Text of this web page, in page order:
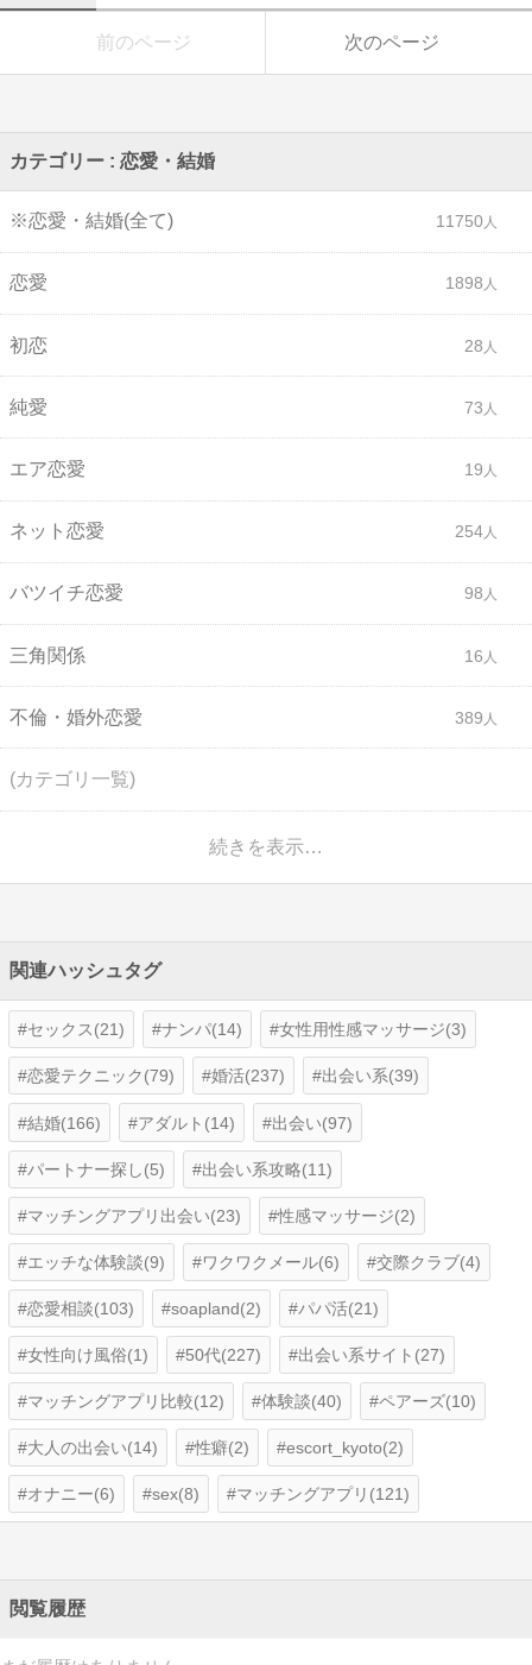
前のページ 次のページ
カテゴリー : 恋愛・結婚
※恋愛・結婚(全て) 11750
恋愛 1898
初恋 28
純愛 73
エア恋愛 19
ネット恋愛 254
バツイチ恋愛 98
三角関係 16
不倫・婚外恋愛 389
(カテゴリ一覧)
続きを表示…
関連ハッシュタグ
セックス(21) ナンパ(14) 女性用性感マッサージ(3)
恋愛テクニック(79) 婚活(237) 出会い系(39)
結婚(166) アダルト(14) 出会い(97)
パートナー探し(5) 出会い系攻略(11)
マッチングアプリ出会い(23) 性感マッサージ(2)
エッチな体験談(9) ワクワクメール(6) 交際クラブ(4)
恋愛相談(103) soapland(2) パパ活(21)
女性向け風俗(1) 50代(227) 出会い系サイト(27)
マッチングアプリ比較(12) 体験談(40) ペアーズ(10)
大人の出会い(14) 性癖(2) escort_kyoto(2)
オナニー(6) sex(8) マッチングアプリ(121)
閲覧履歴